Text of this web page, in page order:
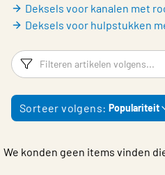
Deksels voor kanalen met
Deksels voor hulpstukken
Filters
Sorteer volgens: Populariteit
We konden geen items vinden